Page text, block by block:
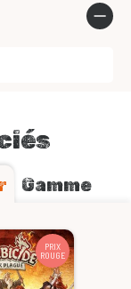
Gamme
PRIX
ROUGE